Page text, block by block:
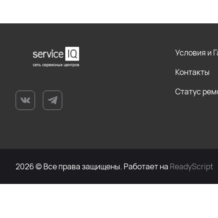
Условия и
Контакты
Статус
2026 © Все права защищены. Работает на ReadyScript